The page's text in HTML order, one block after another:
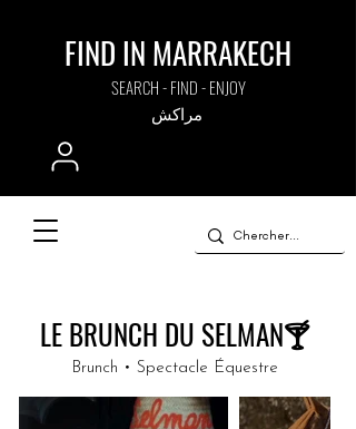
FIND IN MARRAKECH
SEARCH - FIND - ENJOY
مراكش
LE BRUNCH DU SELMAN🍸
Brunch • Spectacle Équestre